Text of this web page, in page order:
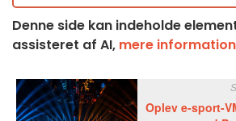
Denne side kan indeholde
assisteret af AI, mere